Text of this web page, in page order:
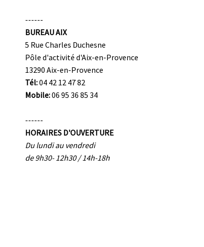
------
BUREAU AIX
5 Rue Charles Duchesne
Pôle d'activité d'Aix-en-Provence
13290 Aix-en-Provence
Tél:04 42 12 47 82
Mobile:06 95 36 85 34
------
HORAIRES D'OUVERTURE
Du lundi au vendredi
de 9h30- 12h30 / 14h-18h